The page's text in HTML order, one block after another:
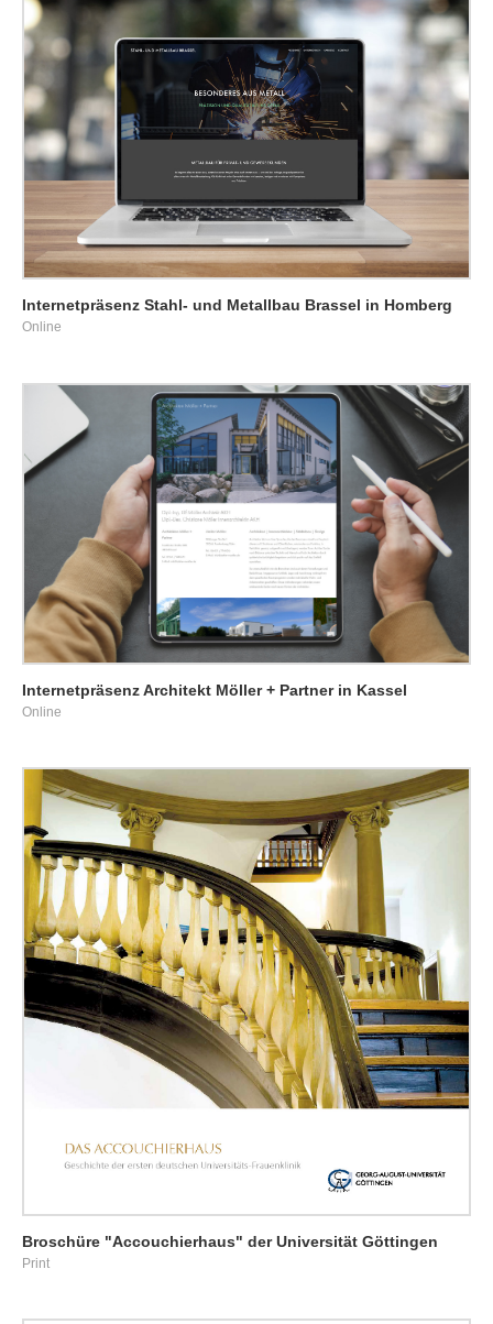
Internetpräsenz Stahl- und Metallbau Brassel in Homberg
Online
Internetpräsenz Architekt Möller + Partner in Kassel
Online
Broschüre "Accouchierhaus" der Universität Göttingen
Print